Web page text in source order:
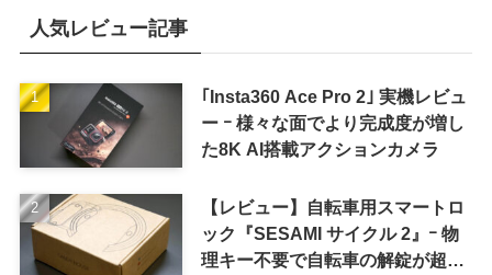
人気レビュー記事
｢Insta360 Ace Pro 2｣ 実機レビュ
ー ｰ 様々な面でより完成度が増し
た8K AI搭載アクションカメラ
【レビュー】自転車用スマートロ
ック『SESAMI サイクル 2』ｰ 物
理キー不要で自転車の解錠が超簡